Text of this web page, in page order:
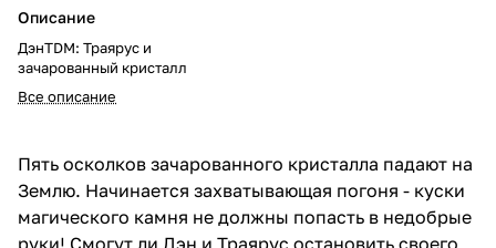
Описание
ДэнTDM: Траярус и
зачарованный кристалл
Все описание
Пять осколков зачарованного кристалла падают на
Землю. Начинается захватывающая погоня - куски
магического камня не должны попасть в недобрые
руки! Смогут ли Дэн и Траярус остановить своего